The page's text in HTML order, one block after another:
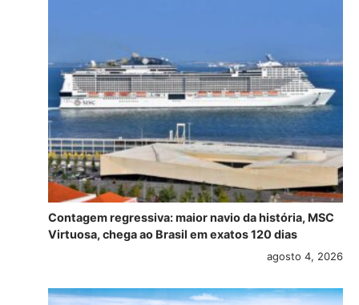
Contagem regressiva: maior navio da história, MSC
Virtuosa, chega ao Brasil em exatos 120 dias
agosto 4, 2026